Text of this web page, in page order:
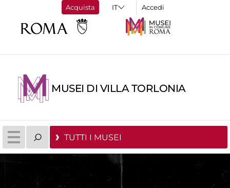
Acquista Accedi
MUSEI DI VILLA TORLONIA
TUTTI I MUSEI